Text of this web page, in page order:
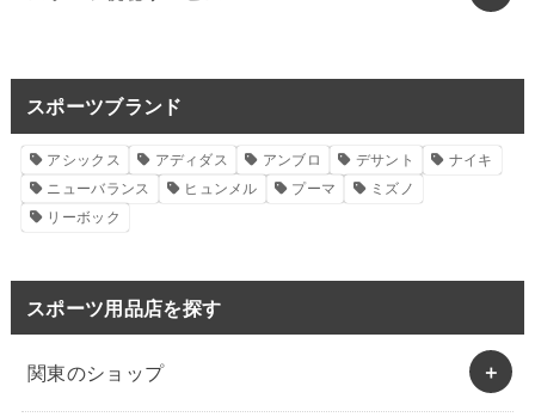
スポーツブランド
アシックス アディダス アンブロ デサント
ナイキ
ニューバランス
ヒュンメル プーマ
ミズノ
リーボック
スポーツ用品店を探す
関東のショップ